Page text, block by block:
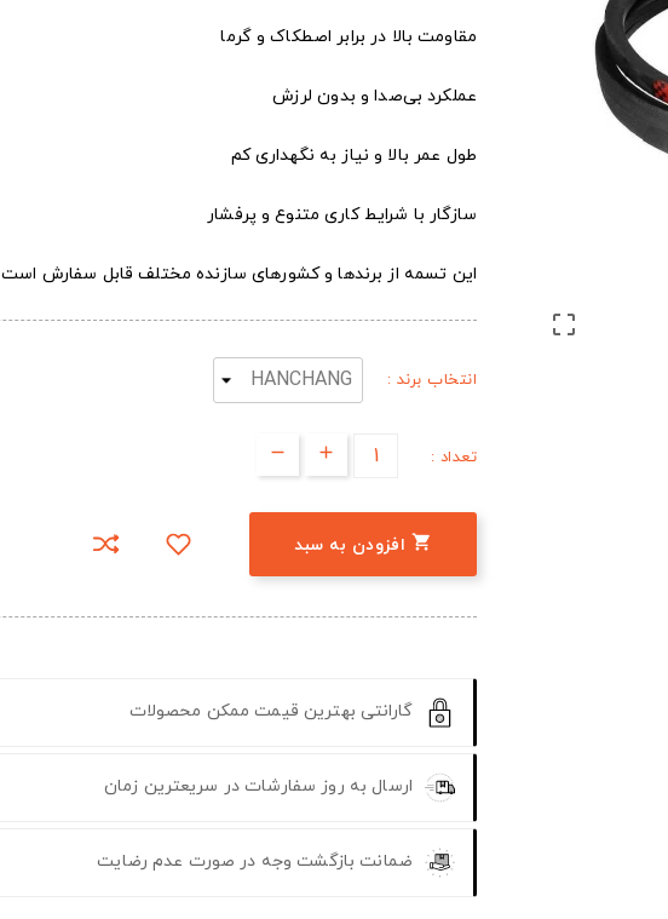

مقاومت بالا در برابر اصطکاک و گرما
عملکرد بی‌صدا و بدون لرزش
طول عمر بالا و نیاز به نگهداری کم
سازگار با شرایط کاری متنوع و پرفشار
این تسمه از برندها و کشورهای سازنده مختلف قابل سفارش است
انتخاب برند :
تعداد :
 افزودن به سبد
گارانتی بهترین قیمت ممکن محصولات
ارسال به روز سفارشات در سریعترین زمان
ضمانت بازگشت وجه در صورت عدم رضایت